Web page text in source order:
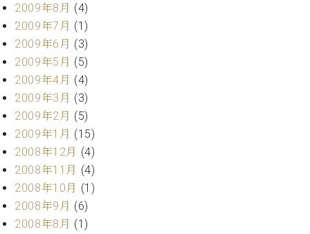
2009年8月 (4)
2009年7月 (1)
2009年6月 (3)
2009年5月 (5)
2009年4月 (4)
2009年3月 (3)
2009年2月 (5)
2009年1月 (15)
2008年12月 (4)
2008年11月 (4)
2008年10月 (1)
2008年9月 (6)
2008年8月 (1)